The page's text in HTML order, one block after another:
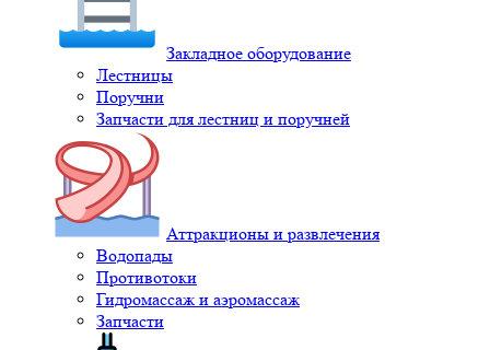
Закладное оборудование
Лестницы
Поручни
Запчасти для лестниц и поручней
Аттракционы и развлечения
Водопады
Противотоки
Гидромассаж и аэромассаж
Запчасти